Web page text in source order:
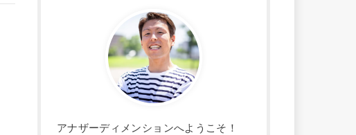
アナザーディメンションへようこそ！